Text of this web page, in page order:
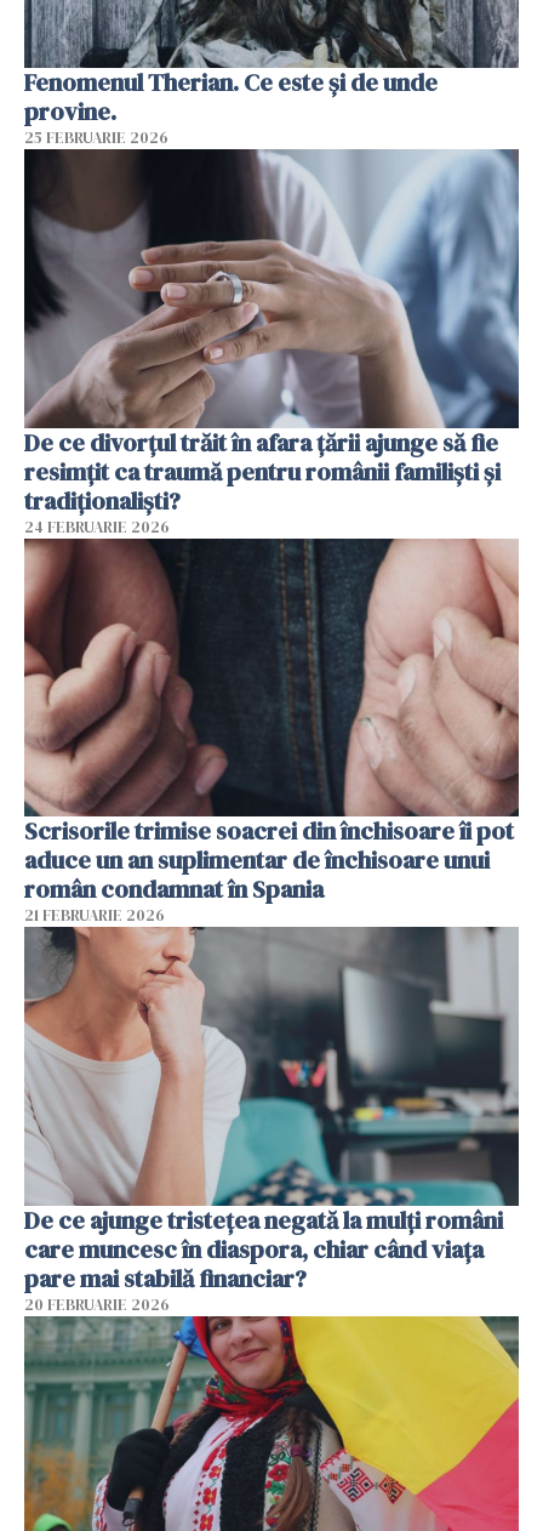
Fenomenul Therian. Ce este și de unde
provine.
25 FEBRUARIE 2026
De ce divorțul trăit în afara țării ajunge să fie
resimțit ca traumă pentru românii familiști și
tradiționaliști?
24 FEBRUARIE 2026
Scrisorile trimise soacrei din închisoare îi pot
aduce un an suplimentar de închisoare unui
român condamnat în Spania
21 FEBRUARIE 2026
De ce ajunge tristețea negată la mulți români
care muncesc în diaspora, chiar când viața
pare mai stabilă financiar?
20 FEBRUARIE 2026